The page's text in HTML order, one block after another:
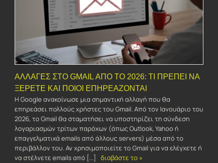
ΑΛΛΑΓΈΣ ΣΤΟ GMAIL ΑΠΌ ΤΟ 2026: ΤΙ ΠΡΈΠΕΙ ΝΑ
ΞΈΡΕΤΕ ΚΑΙ ΠΟΙΟΙ ΕΠΗΡΕΆΖΟΝΤΑΙ
Η Google ανακοίνωσε μια σημαντική αλλαγή που θα
επηρεάσει πολλούς χρήστες του Gmail. Από τον Ιανουάριο του
2026, το Gmail θα σταματήσει να υποστηρίζει τη σύνδεση
λογαριασμών τρίτων παρόχων (όπως Outlook, Yahoo ή
επαγγελματικά emails από άλλους servers) μέσα από το
περιβάλλον του. Αν χρησιμοποιείτε το Gmail για να ελέγχετε ή
να στέλνετε emails από [...]
διαβάστε το »